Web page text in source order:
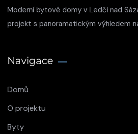
Moderní bytové domy v Ledči nad
projekt s panoramatickým výhledem
Navigace
Domů
O projektu
Byty